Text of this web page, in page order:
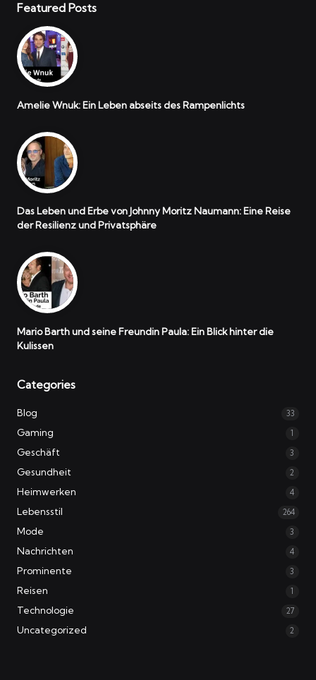
Featured Posts
Amelie Wnuk: Ein Leben abseits des Rampenlichts
Das Leben und Erbe von Johnny Moritz Naumann: Eine Reise
der Resilienz und Privatsphäre
Mario Barth und seine Freundin Paula: Ein Blick hinter die
Kulissen
Categories
Blog 33
Gaming 1
Geschäft 3
Gesundheit 2
Heimwerken 4
Lebensstil 264
Mode 3
Nachrichten 4
Prominente 3
Reisen 1
Technologie 27
Uncategorized 2